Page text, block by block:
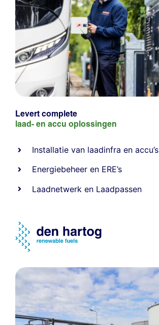
Levert complete
laad- en accu oplossingen
Installatie van laadinfra en accu’s
Energiebeheer en ERE’s
Laadnetwerk en Laadpassen